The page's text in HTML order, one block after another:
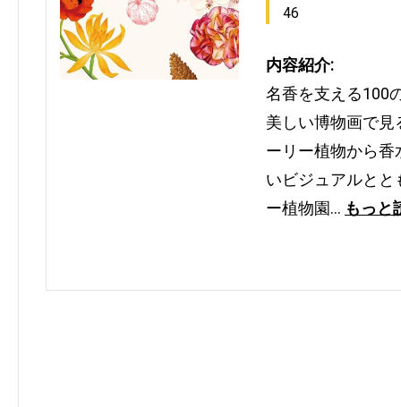
46
内容紹介:
名香を支える100
美しい博物画で
ーリー植物から
いビジュアルと
ー植物園… もっと